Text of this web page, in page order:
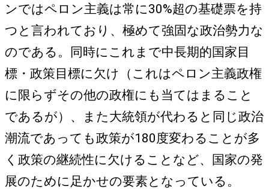
ンではペロン主義は常に30%超の基礎票を持
つと言われており、極めて強固な政治勢力な
のである。同時にこれまで中長期的国家目
標・政策目標に欠け（これはペロン主義政権
に限らずその他の政権にも当てはまること
であるが）、また大統領が代わると同じ政治
潮流であっても政策が180度変わることが多
く政策の継続性に欠けることなど、国家の発
展のために足かせの要素となっている。